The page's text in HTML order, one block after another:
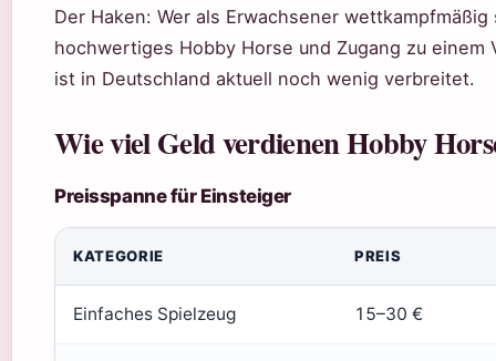
Der Haken: Wer als Erwachsener
hochwertiges Hobby Horse und Zugang zu
ist in Deutschland aktuell noch wenig verbreitet.
Wie viel Geld verdienen Hobby
Preisspanne für Einsteiger
KATEGORIE PREIS
Einfaches Spielzeug 15–30 €